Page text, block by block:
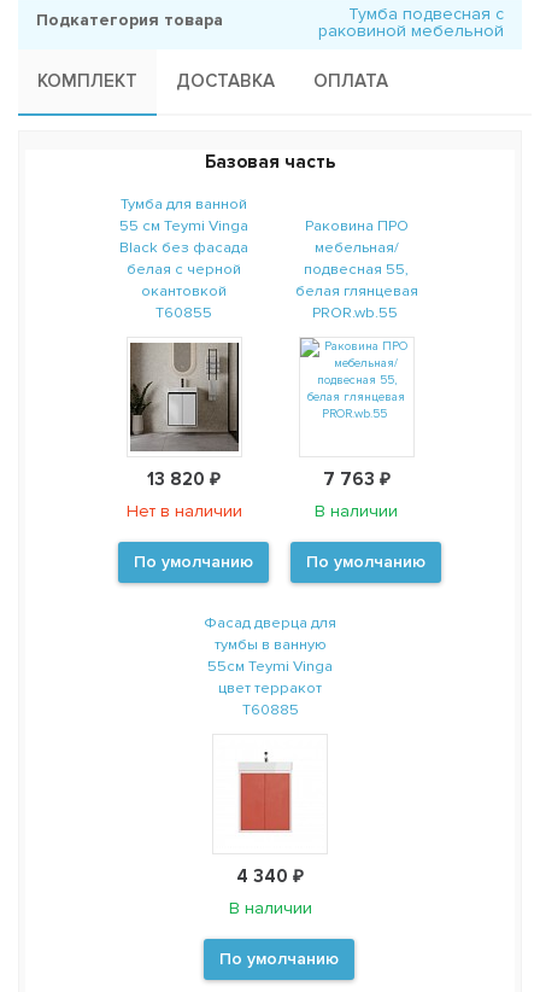
Подкатегория товара
Тумба подвесная с
раковиной мебельной
КОМПЛЕКТ ДОСТАВКА ОПЛАТА
Базовая часть
Тумба для ванной
55 см Teymi Vinga
Black без фасада
белая с черной
окантовкой
T60855
13 820 ₽
Нет в наличии
По умолчанию
Раковина ПРО
мебельная/
подвесная 55,
белая глянцевая
PROR.wb.55
7 763 ₽
В наличии
По умолчанию
Фасад дверца для
тумбы в ванную
55см Teymi Vinga
цвет терракот
T60885
4 340 ₽
В наличии
По умолчанию